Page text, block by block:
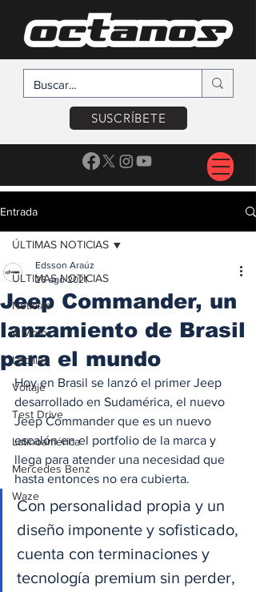
SUSCRÍBETE
Entrada
ÚLTIMAS NOTICIAS
Noticias
A Motor
Locales
Voltaje
Test Drive
Latinoamérica
Mercedes Benz
Waze
ÚLTIMAS NOTICIAS
Jeep Commander, un
lanzamiento de Brasil
para el mundo
Edsson Araúz
26 ago 2021
Hoy en Brasil se lanzó el primer Jeep
desarrollado en Sudamérica, el nuevo
Jeep Commander que es un nuevo
escalón en el portfolio de la marca y
llega para atender una necesidad que
hasta entonces no era cubierta.
Con personalidad propia y un
diseño imponente y sofisticado,
cuenta con terminaciones y
tecnología premium sin perder,